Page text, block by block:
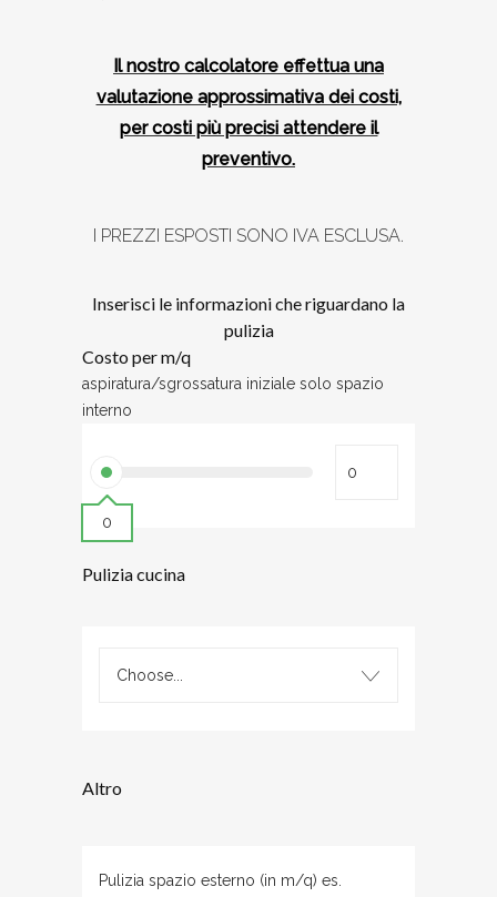
Il nostro calcolatore effettua una
valutazione approssimativa dei costi,
per costi più precisi attendere il
preventivo.
I PREZZI ESPOSTI SONO IVA ESCLUSA.
Inserisci le informazioni che riguardano la
pulizia
Costo per m/q
aspiratura/sgrossatura iniziale solo spazio
interno
0
Pulizia cucina
Choose...
Altro
Pulizia spazio esterno (in m/q) es.